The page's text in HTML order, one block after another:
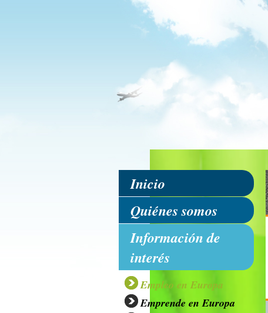
Inicio
Quiénes somos
Información de
interés
Empleo en Europa
Emprende en Europa